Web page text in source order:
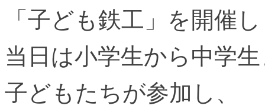
「子ども鉄工」を開催
当日は小学生から中学
子どもたちが参加し、